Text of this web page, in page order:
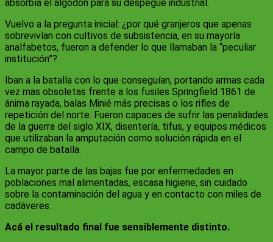
absorbía el algodón para su despegue industrial.
Vuelvo a la pregunta inicial: ¿por qué granjeros que apenas
sobrevivían con cultivos de subsistencia, en su mayoría
analfabetos, fueron a defender lo que llamaban la “peculiar
institución”?
Iban a la batalla con lo que conseguían, portando armas cada
vez mas obsoletas frente a los fusiles Springfield 1861 de
ánima rayada, balas Minié más precisas o los rifles de
repetición del norte. Fueron capaces de sufrir las penalidades
de la guerra del siglo XIX, disentería, tifus, y equipos médicos
que utilizaban la amputación como solución rápida en el
campo de batalla.
La mayor parte de las bajas fue por enfermedades en
poblaciones mal alimentadas, escasa higiene, sin cuidado
sobre la contaminación del agua y en contacto con miles de
cadáveres.
Acá el resultado final fue sensiblemente distinto.